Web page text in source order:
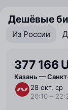
Дешёвые
Из России
377 166
Казань —
28 окт, ср
20:10 –